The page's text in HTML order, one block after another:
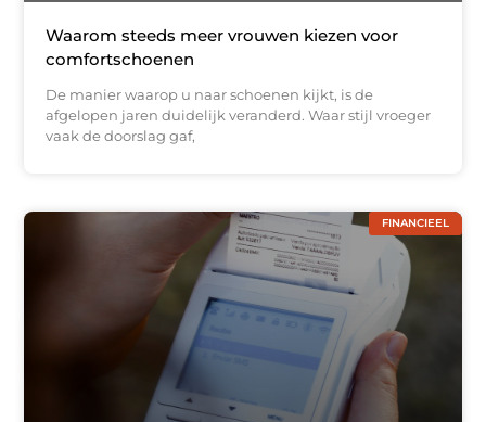
Waarom steeds meer vrouwen kiezen voor
comfortschoenen
De manier waarop u naar schoenen kijkt, is de
afgelopen jaren duidelijk veranderd. Waar stijl vroeger
vaak de doorslag gaf,
FINANCIEEL